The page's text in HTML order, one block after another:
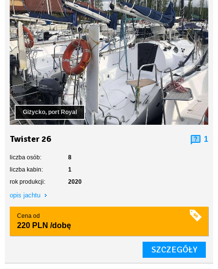
Giżycko, port Royal
Twister 26 1
liczba osób:
8
liczba kabin:
1
rok produkcji:
2020
opis jachtu
Cena od
220 PLN /dobę
SZCZEGÓŁY